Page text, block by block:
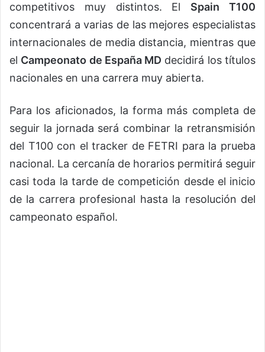
competitivos muy distintos. El Spain T100
concentrará a varias de las mejores especialistas
internacionales de media distancia, mientras que
el Campeonato de España MD decidirá los títulos
nacionales en una carrera muy abierta.
Para los aficionados, la forma más completa de
seguir la jornada será combinar la retransmisión
del T100 con el tracker de FETRI para la prueba
nacional. La cercanía de horarios permitirá seguir
casi toda la tarde de competición desde el inicio
de la carrera profesional hasta la resolución del
campeonato español.